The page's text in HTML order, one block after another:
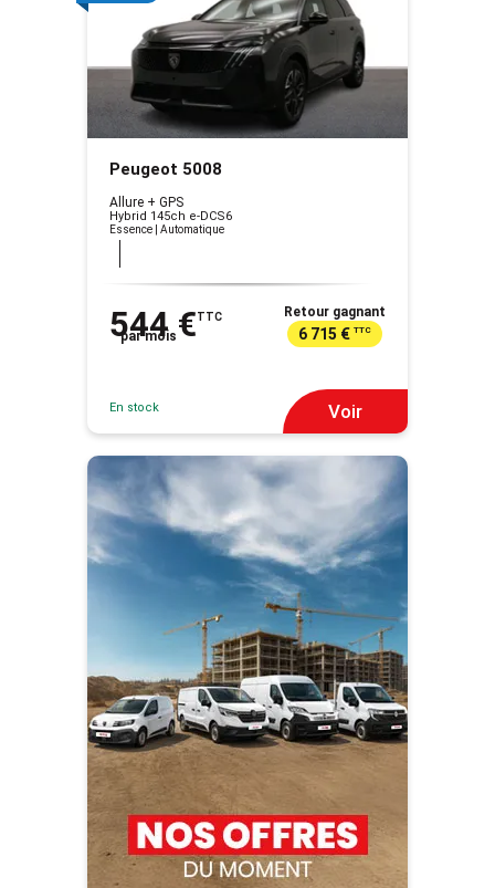
Peugeot 5008
Allure + GPS
Hybrid 145ch e-DCS6
Essence | Automatique
544 €TTC
par mois
Retour gagnant
6 715 € TTC
En stock Voir